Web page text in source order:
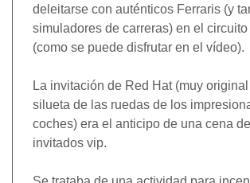
deleitarse con auténticos Ferraris (y
simuladores de carreras) en el
(como se puede disfrutar en el vídeo).
La invitación de Red Hat (muy
silueta de las ruedas de los
coches) era el anticipo de una cena
invitados vip.